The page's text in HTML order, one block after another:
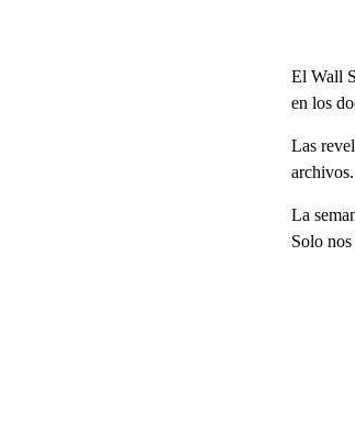
El Wall
en los
Las
archivos.
La
Solo